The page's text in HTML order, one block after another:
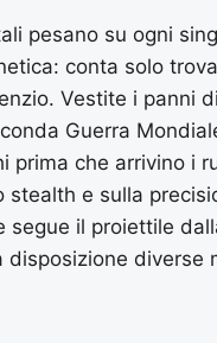
pesano su ogni
conta solo
Vestite i panni
Guerra
prima che arrivino i
stealth e sulla
segue il proiettile
diverse